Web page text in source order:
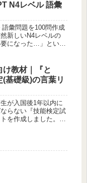
N4レベル 語彙
彙問題を100問作成
新しいN4レベルの
になった…」という
れど、テスト問題を
という日本...
け教材｜『と
基礎級)の言葉リ
が入国後1年以内に
らない『技能検定試
を作成しました。今
ら幸いです👩‍🏫技能
『とび』技能検定